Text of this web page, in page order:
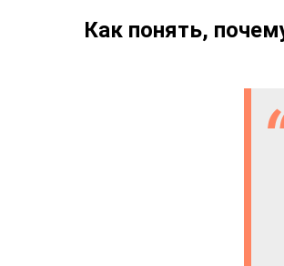
Как понять,